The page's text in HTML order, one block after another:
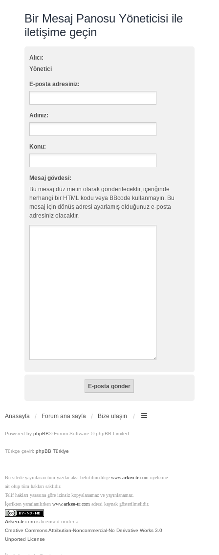
Bir Mesaj Panosu Yöneticisi ile
iletişime geçin
Alıcı:
Yönetici
E-posta adresiniz:
Adınız:
Konu:
Mesaj gövdesi:
Bu mesaj düz metin olarak gönderilecektir, içeriğinde
herhangi bir HTML kodu veya BBcode kullanmayın. Bu
mesaj için dönüş adresi ayarlamış olduğunuz e-posta
adresiniz olacaktır.
Anasayfa Forum ana sayfa Bize ulaşın
Powered by phpBB® Forum Software © phpBB Limited
Türkçe çeviri: phpBB Türkiye
Bu sitede yayınlanan tüm yazılar aksi belirtilmedikçe www.arkeo-tr.com üyelerine
ait olup tüm hakları saklıdır.
Telif hakları yasasına göre izinsiz kopyalanamaz ve yayınlanamaz.
İçerikten yararlanılırken www.arkeo-tr.com adresi kaynak gösterilmelidir.
Arkeo-tr .com is licensed under a
Creative Commons Attribution-Noncommercial-No Derivative Works 3.0
Unported License